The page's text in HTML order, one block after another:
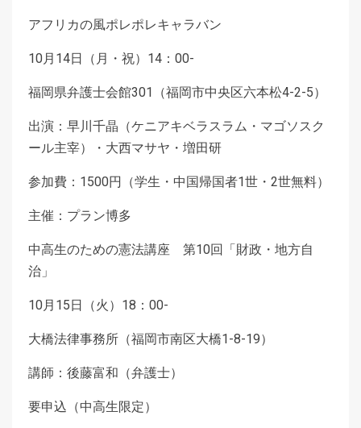
アフリカの風ポレポレキャラバン
10月14日（月・祝）14：00-
福岡県弁護士会館301（福岡市中央区六本松4-2-5）
出演：早川千晶（ケニアキベラスラム・マゴソスク
ール主宰）・大西マサヤ・増田研
参加費：1500円（学生・中国帰国者1世・2世無料）
主催：プラン博多
中高生のための憲法講座 第10回「財政・地方自
治」
10月15日（火）18：00-
大橋法律事務所（福岡市南区大橋1-8-19）
講師：後藤富和（弁護士）
要申込（中高生限定）